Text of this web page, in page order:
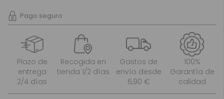
Pago seguro
Plazo de
entrega
2/4 días
Recogida en
tienda 1/2 días
Gastos de
envío desde
6,90 €
100%
Garantía de
calidad